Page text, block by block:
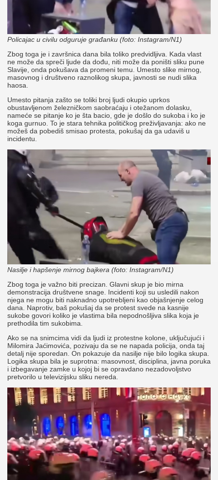
Policajac u civilu odguruje građanku (foto: Instagram/N1)
Zbog toga je i završnica dana bila toliko predvidljiva. Kada vlast
ne može da spreči ljude da dođu, niti može da poništi sliku pune
Slavije, onda pokušava da promeni temu. Umesto slike mirnog,
masovnog i društveno raznolikog skupa, javnosti se nudi slika
haosa.
Umesto pitanja zašto se toliki broj ljudi okupio uprkos
obustavljenom železničkom saobraćaju i otežanom dolasku,
nameće se pitanje ko je šta bacio, gde je došlo do sukoba i ko je
koga gurnuo. To je stara tehnika političkog preživljavanja: ako ne
možeš da pobediš smisao protesta, pokušaj da ga udaviš u
incidentu.
Nasilje i hapšenje mirnog bajkera (foto: Instagram/N1)
Zbog toga je važno biti precizan. Glavni skup je bio mirna
demonstracija društvene snage. Incidenti koji su usledili nakon
njega ne mogu biti naknadno upotrebljeni kao objašnjenje celog
dana. Naprotiv, baš pokušaj da se protest svede na kasnije
sukobe govori koliko je vlastima bila nepodnošljiva slika koja je
prethodila tim sukobima.
Ako se na snimcima vidi da ljudi iz protestne kolone, uključujući i
Milomira Jaćimovića, pozivaju da se ne napada policija, onda taj
detalj nije sporedan. On pokazuje da nasilje nije bilo logika skupa.
Logika skupa bila je suprotna: masovnost, disciplina, javna poruka
i izbegavanje zamke u kojoj bi se opravdano nezadovoljstvo
pretvorilo u televizijsku sliku nereda.